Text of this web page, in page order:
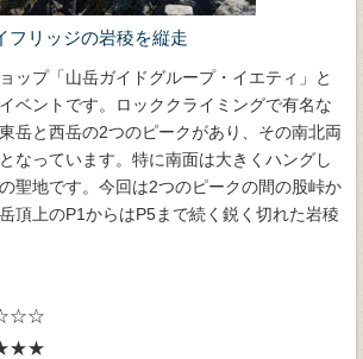
フリッジの岩稜を縦走
ップ「山岳ガイドグループ・イエティ」と
ベントです。ロッククライミングで有名な
岳と西岳の2つのピークがあり、その南北両
なっています。特に南面は大きくハングし
聖地です。今回は2つのピークの間の股峠か
頂上のP1からはP5まで続く鋭く切れた岩稜